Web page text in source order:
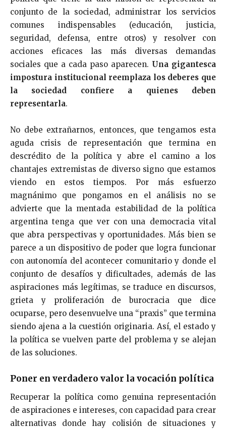
conjunto de la sociedad, administrar los servicios
comunes indispensables (educación, justicia,
seguridad, defensa, entre otros) y resolver con
acciones eficaces las más diversas demandas
sociales que a cada paso aparecen. Una gigantesca
impostura institucional reemplaza los deberes que
la sociedad confiere a quienes deben
representarla.
No debe extrañarnos, entonces, que tengamos esta
aguda crisis de representación que termina en
descrédito de la política y abre el camino a los
chantajes extremistas de diverso signo que estamos
viendo en estos tiempos. Por más esfuerzo
magnánimo que pongamos en el análisis no se
advierte que la mentada estabilidad de la política
argentina tenga que ver con una democracia vital
que abra perspectivas y oportunidades. Más bien se
parece a un dispositivo de poder que logra funcionar
con autonomía del acontecer comunitario y donde el
conjunto de desafíos y dificultades, además de las
aspiraciones más legítimas, se traduce en discursos,
grieta y proliferación de burocracia que dice
ocuparse, pero desenvuelve una “praxis” que termina
siendo ajena a la cuestión originaria. Así, el estado y
la política se vuelven parte del problema y se alejan
de las soluciones.
Poner en verdadero valor la vocación política
Recuperar la política como genuina representación
de aspiraciones e intereses, con capacidad para crear
alternativas donde hay colisión de situaciones y